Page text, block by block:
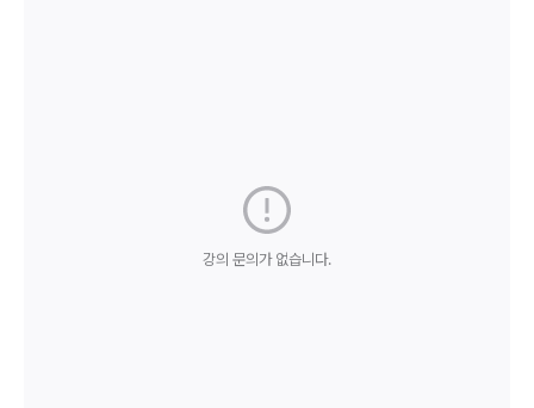
강의 문의가 없습니다.